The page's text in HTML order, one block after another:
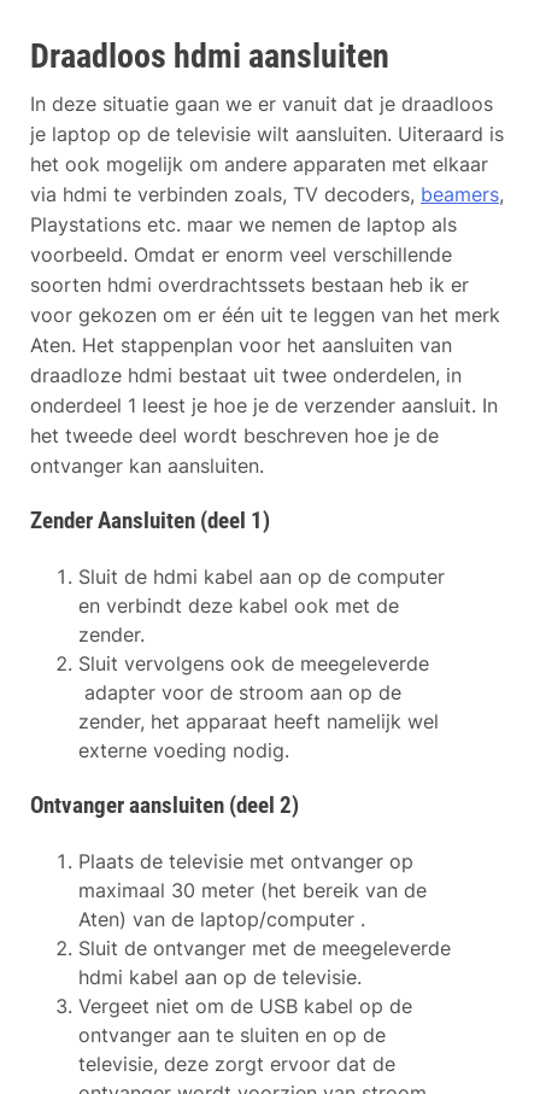
Draadloos hdmi aansluiten
In deze situatie gaan we er vanuit dat je draadloos
je laptop op de televisie wilt aansluiten. Uiteraard is
het ook mogelijk om andere apparaten met elkaar
via hdmi te verbinden zoals, TV decoders, beamers,
Playstations etc. maar we nemen de laptop als
voorbeeld. Omdat er enorm veel verschillende
soorten hdmi overdrachtssets bestaan heb ik er
voor gekozen om er één uit te leggen van het merk
Aten. Het stappenplan voor het aansluiten van
draadloze hdmi bestaat uit twee onderdelen, in
onderdeel 1 leest je hoe je de verzender aansluit. In
het tweede deel wordt beschreven hoe je de
ontvanger kan aansluiten.
Zender Aansluiten (deel 1)
Sluit de hdmi kabel aan op de computer
en verbindt deze kabel ook met de
zender.
Sluit vervolgens ook de meegeleverde
adapter voor de stroom aan op de
zender, het apparaat heeft namelijk wel
externe voeding nodig.
Ontvanger aansluiten (deel 2)
Plaats de televisie met ontvanger op
maximaal 30 meter (het bereik van de
Aten) van de laptop/computer .
Sluit de ontvanger met de meegeleverde
hdmi kabel aan op de televisie.
Vergeet niet om de USB kabel op de
ontvanger aan te sluiten en op de
televisie, deze zorgt ervoor dat de